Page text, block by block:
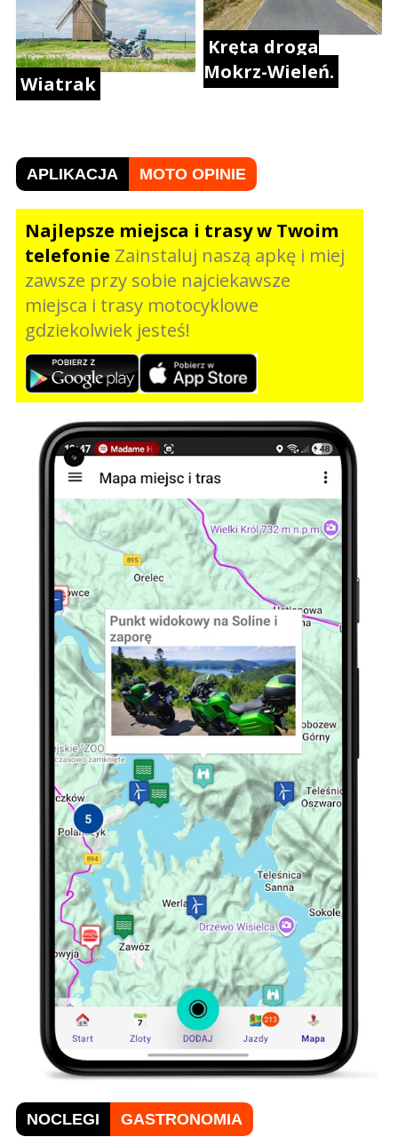
Wiatrak
Kręta droga
Mokrz-Wieleń.
APLIKACJA MOTO OPINIE
Najlepsze miejsca i trasy w Twoim
telefonie Zainstaluj naszą apkę i miej
zawsze przy sobie najciekawsze
miejsca i trasy motocyklowe
gdziekolwiek jesteś!
NOCLEGI GASTRONOMIA